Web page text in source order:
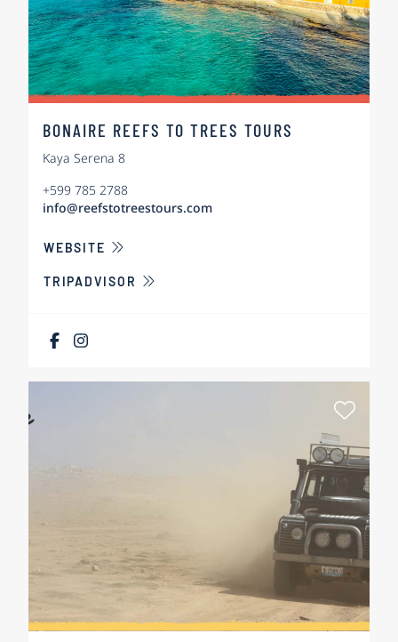
BONAIRE REEFS TO TREES TOURS
Kaya Serena 8
+599 785 2788
info@reefstotreestours.com
WEBSITE ÜBER BONAIRE REEFS TO TREES TOURS
TRIPADVISOR
Als